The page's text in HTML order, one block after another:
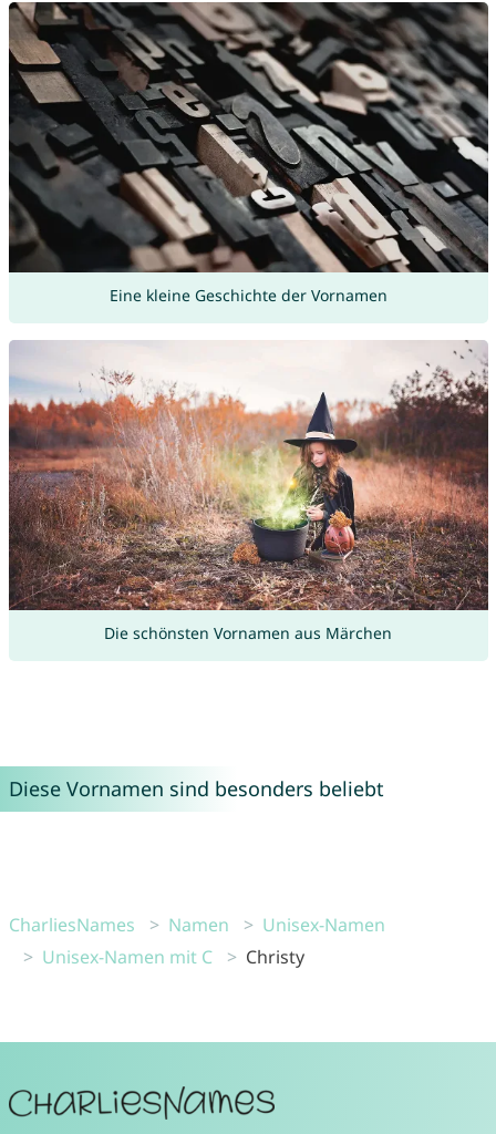
Eine kleine Geschichte der Vornamen
Die schönsten Vornamen aus Märchen
Diese Vornamen sind besonders beliebt
CharliesNames Namen
Unisex-Namen
Unisex-Namen mit C
Christy